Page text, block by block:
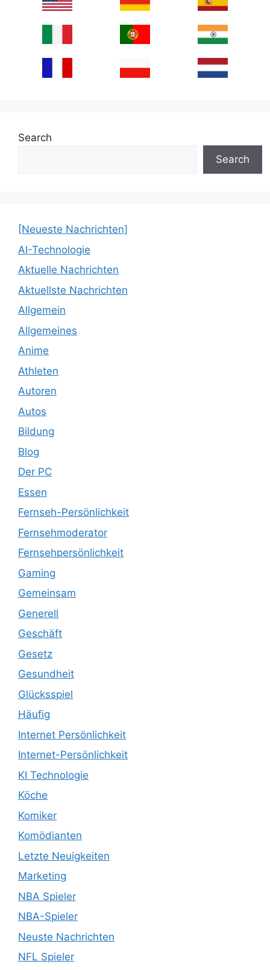
Search
Search
[Neueste Nachrichten]
AI-Technologie
Aktuelle Nachrichten
Aktuellste Nachrichten
Allgemein
Allgemeines
Anime
Athleten
Autoren
Autos
Bildung
Blog
Der PC
Essen
Fernseh-Persönlichkeit
Fernsehmoderator
Fernsehpersönlichkeit
Gaming
Gemeinsam
Generell
Geschäft
Gesetz
Gesundheit
Glücksspiel
Häufig
Internet Persönlichkeit
Internet-Persönlichkeit
KI Technologie
Köche
Komiker
Komödianten
Letzte Neuigkeiten
Marketing
NBA Spieler
NBA-Spieler
Neuste Nachrichten
NFL Spieler